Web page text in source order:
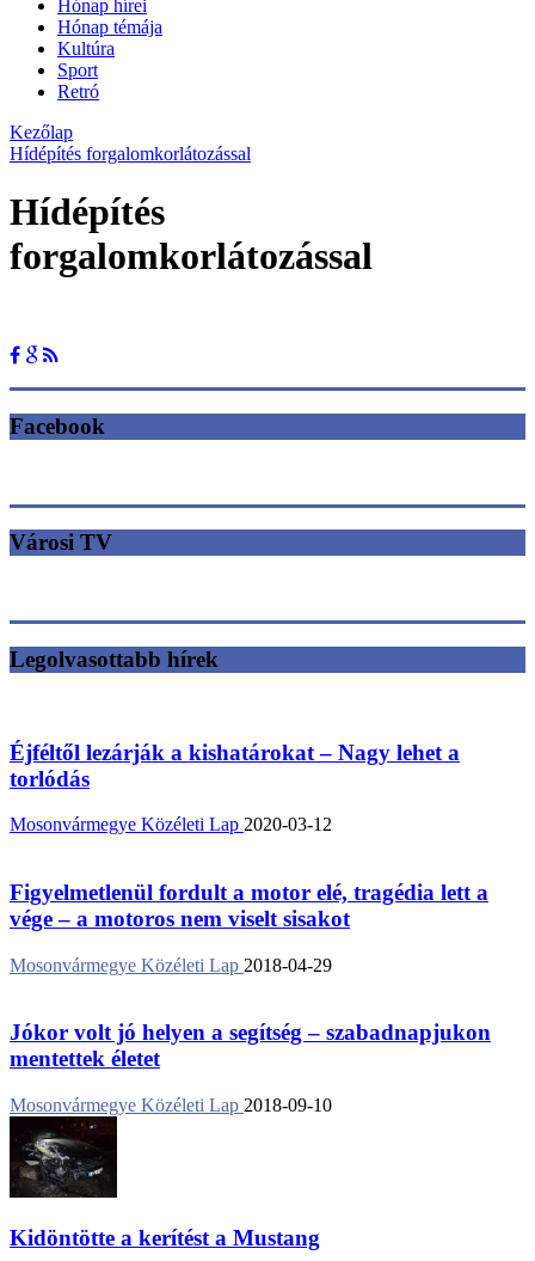
Hónap hírei
Hónap témája
Kultúra
Sport
Retró
Kezőlap
Hídépítés forgalomkorlátozással
Hídépítés
forgalomkorlátozással
Facebook
Városi TV
Legolvasottabb hírek
Éjféltől lezárják a kishatárokat – Nagy lehet a
torlódás
Mosonvármegye Közéleti Lap 2020-03-12
Figyelmetlenül fordult a motor elé, tragédia lett a
vége – a motoros nem viselt sisakot
Mosonvármegye Közéleti Lap 2018-04-29
Jókor volt jó helyen a segítség – szabadnapjukon
mentettek életet
Mosonvármegye Közéleti Lap 2018-09-10
Kidöntötte a kerítést a Mustang